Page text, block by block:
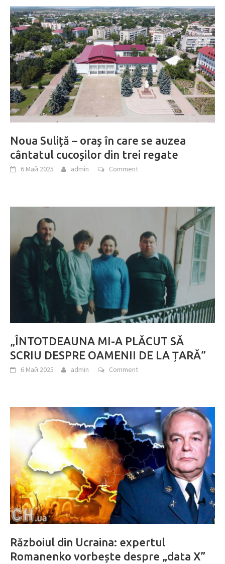
Noua Suliță – oraș în care se auzea
cântatul cucoșilor din trei regate
6 Май 2025 admin Comment
„ÎNTOTDEAUNA MI-A PLĂCUT SĂ
SCRIU DESPRE OAMENII DE LA ȚARĂ”
6 Май 2025 admin Comment
Războiul din Ucraina: expertul
Romanenko vorbește despre „data X”